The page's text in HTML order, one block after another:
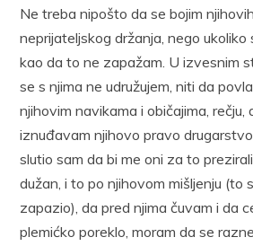
Ne treba nipošto da se bojim
neprijateljskog držanja, nego ukoliko
kao da to ne zapažam. U izvesnim
se s njima ne udružujem, niti da
njihovim navikama i običajima, rečju,
iznuđavam njihovo pravo
slutio sam da bi me oni za to
dužan, i to po njihovom mišljenju (to
zapazio), da pred njima čuvam i da
plemićko poreklo, moram da se